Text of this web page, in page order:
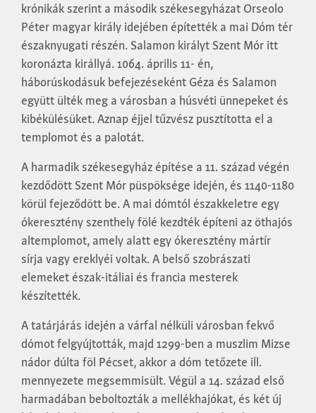
krónikák szerint a második székesegyházat Orseolo
Péter magyar király idejében építették a mai Dóm tér
északnyugati részén. Salamon királyt Szent Mór itt
koronázta királlyá. 1064. április 11- én,
háborúskodásuk befejezéseként Géza és Salamon
együtt ülték meg a városban a húsvéti ünnepeket és
kibékülésüket. Aznap éjjel tűzvész pusztította el a
templomot és a palotát.
A harmadik székesegyház építése a 11. század végén
kezdődött Szent Mór püspöksége idején, és 1140-1180
körül fejeződött be. A mai dómtól északkeletre egy
ókeresztény szenthely fölé kezdték építeni az öthajós
altemplomot, amely alatt egy ókeresztény mártír
sírja vagy ereklyéi voltak. A belső szobrászati
elemeket észak-itáliai és francia mesterek
készítették.
A tatárjárás idején a várfal nélküli városban fekvő
dómot felgyújtották, majd 1299-ben a muszlim Mizse
nádor dúlta föl Pécset, akkor a dóm tetőzete ill.
mennyezete megsemmisült. Végül a 14. század első
harmadában beboltozták a mellékhajókat, és két új